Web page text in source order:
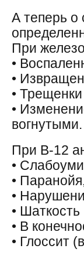
А теперь о
При
•
•
•
•
вогнутыми.
При В-12
•
•
•
• Шаткость
• В
• Глоссит